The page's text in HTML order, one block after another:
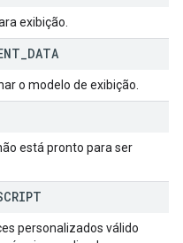
exibição.
DATA
o modelo de exibição.
está pronto para ser
personalizados válido